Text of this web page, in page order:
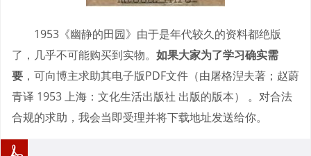
1953《幽静的田园》由于是年代较久的资料都绝版
了，几乎不可能购买到实物。 如果大家为了学习确实需
要 ，可向博主求助其电子版PDF文件（由屠格湼夫著；赵蔚
青译 1953 上海：文化生活出版社 出版的版本） 。对合法
合规的求助，我会当即受理并将下载地址发送给你。